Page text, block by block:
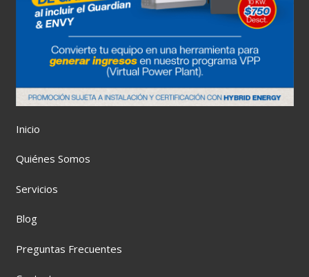
Inicio
Quiénes Somos
Servicios
Blog
Preguntas Frecuentes